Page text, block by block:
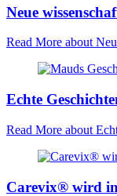
Neue
Read More about
Echte
Read More about
Carevix® wird